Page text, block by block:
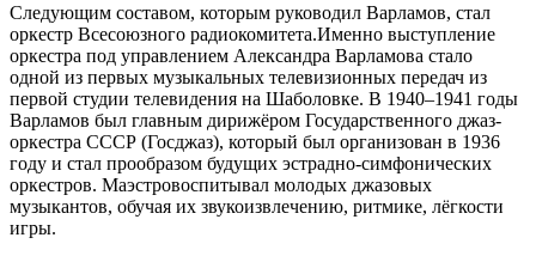
Следующим составом, которым руководил Варламов, стал
оркестр Всесоюзного радиокомитета.Именно выступление
оркестра под управлением Александра Варламова стало
одной из первых музыкальных телевизионных передач из
первой студии телевидения на Шаболовке. В 1940–1941 годы
Варламов был главным дирижёром Государственного джаз-
оркестра СССР (Госджаз), который был организован в 1936
году и стал прообразом будущих эстрадно-симфонических
оркестров. Маэстровоспитывал молодых джазовых
музыкантов, обучая их звукоизвлечению, ритмике, лёгкости
игры.